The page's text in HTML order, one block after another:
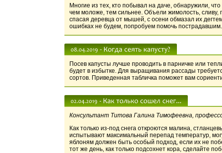
Многие из тех, кто побывал на даче, обнаружили,
чем моложе, тем сильнее. Объели жимолость, сливу,
спасая деревца от мышей, с осени обмазал их
ошибках не будем, попробуем помочь пострадавшим.
Посев капусты лучше проводить в парничке или
будет в избытке. Для выращивания рассады
сортов. Приведенная табличка поможет вам
Консультант Титова Галина Тимофеевна,
Как только из-под снега откроются малина,
испытывают максимальный перепад температур,
яблоням должен быть особый подход, если их не
тот же день, как только подсохнет кора, сделайте